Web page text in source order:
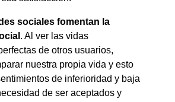
sociales fomentan la
. Al ver las vidas
de otros usuarios,
nuestra propia vida y esto
de inferioridad y baja
de ser aceptados y